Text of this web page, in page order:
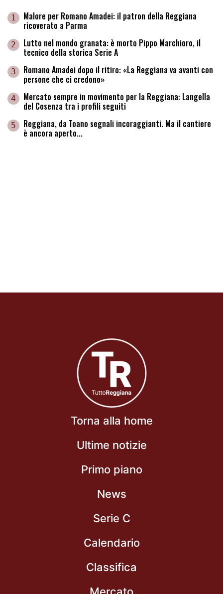
1 Malore per Romano Amadei: il patron della Reggiana
ricoverato a Parma
2 Lutto nel mondo granata: è morto Pippo Marchioro, il
tecnico della storica Serie A
3 Romano Amadei dopo il ritiro: «La Reggiana va avanti con
persone che ci credono»
4 Mercato sempre in movimento per la Reggiana: Langella
del Cosenza tra i profili seguiti
5 Reggiana, da Toano segnali incoraggianti. Ma il cantiere
è ancora aperto...
Torna alla home
Ultime notizie
Primo piano
News
Serie C
Calendario
Classifica
Mercato